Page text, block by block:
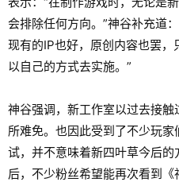
会排除任何方向。”神谷补充道
现有的IP也好，原创内容也罢
以自己的方式去实施。”
神谷强调，新工作室以过去接
所难免。也因此受到了不少玩
试，并不意味着新四叶草今后的
后，不少粉丝希望能再次看到